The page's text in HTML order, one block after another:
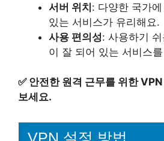
서버 위치: 다양한 국가
있는 서비스가 유리해요.
사용 편의성: 사용하기
이 잘 되어 있는 서비스
✅ 안전한 원격 근무를 위한
보세요.
VPN 설정 방법